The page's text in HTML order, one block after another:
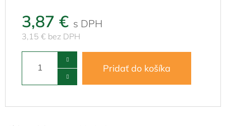
3,87 €
3,15 € bez DPH
Pridať do košíka